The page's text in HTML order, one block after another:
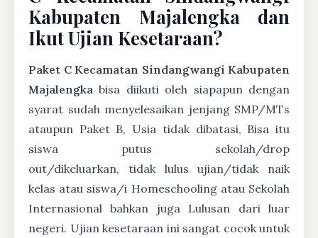
Kabupaten Majalengka dan
Ikut Ujian Kesetaraan?
Paket C Kecamatan Sindangwangi Kabupaten
Majalengka bisa diikuti oleh siapapun dengan
syarat sudah menyelesaikan jenjang SMP/MTs
ataupun Paket B, Usia tidak dibatasi, Bisa itu
siswa putus sekolah/drop
out/dikeluarkan, tidak lulus ujian/tidak naik
kelas atau siswa/i Homeschooling atau Sekolah
Internasional bahkan juga Lulusan dari luar
negeri. Ujian kesetaraan ini sangat cocok untuk